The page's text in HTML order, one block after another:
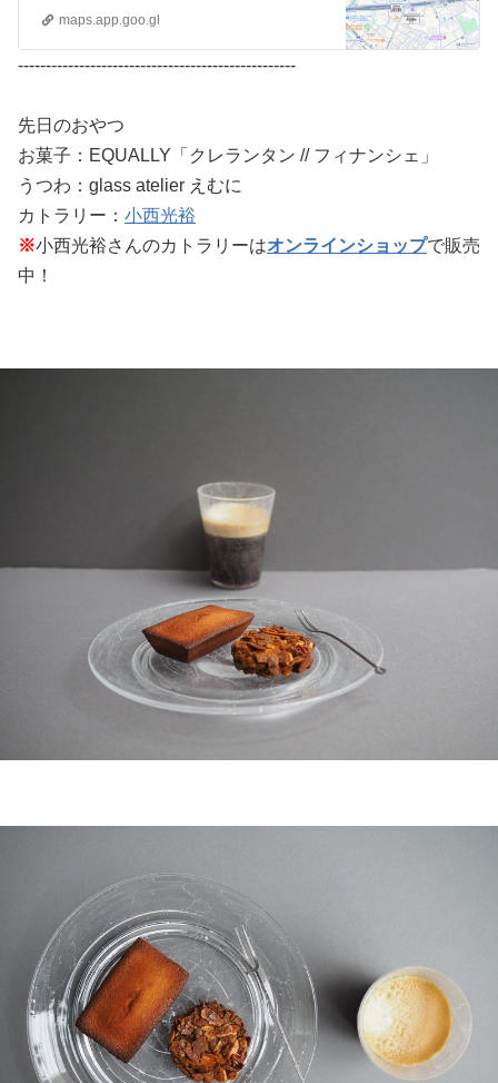
maps.app.goo.gl
--------------------------------------------------
先日のおやつ
お菓子：EQUALLY「クレランタン // フィナンシェ」
うつわ：glass atelier えむに
カトラリー： 小西光裕
※小西光裕さんのカトラリーはオンラインショップで販売
中！